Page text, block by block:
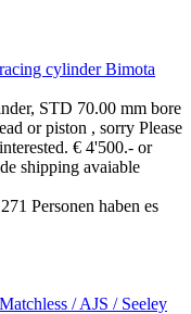
cylinder Bimota
STD 70.00 mm bore
or piston , sorry Please
€ 4'500.- or
shipping avaiable
271 Personen haben es